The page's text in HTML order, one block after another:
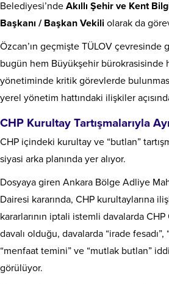
Belediyesi’nde Akıllı Şehir ve Kent
Başkanı / Başkan Vekili olarak da
Özcan’ın geçmişte TÜLOV çevresinde
bugün hem Büyükşehir bürokrasisinde
yönetiminde kritik görevlerde
yerel yönetim hattındaki ilişkiler
CHP Kurultay Tartışmalarıyla
CHP içindeki kurultay ve “butlan”
siyasi arka planında yer alıyor.
Dosyaya giren Ankara Bölge Adliye
Dairesi kararında, CHP kurultaylarına
kararlarının iptali istemli davalarda CHP
davalı olduğu, davalarda “irade fesadı”,
“menfaat temini” ve “mutlak butlan”
görülüyor.